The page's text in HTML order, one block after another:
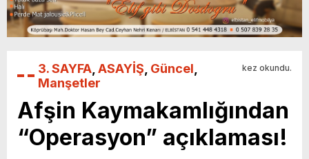
3. SAYFA ASAYİŞ Güncel
Manşetler
kez okundu.
Afşin Kaymakamlığından
“Operasyon” açıklaması!